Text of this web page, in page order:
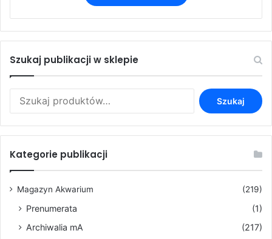
Szukaj publikacji w sklepie
Szukaj
Kategorie publikacji
Magazyn Akwarium (219)
Prenumerata
(1)
Archiwalia mA
(217)